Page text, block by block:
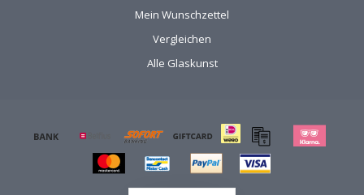
Mein Wunschzettel
Vergleichen
Alle Glaskunst